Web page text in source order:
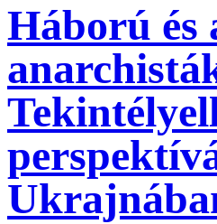
Háború és